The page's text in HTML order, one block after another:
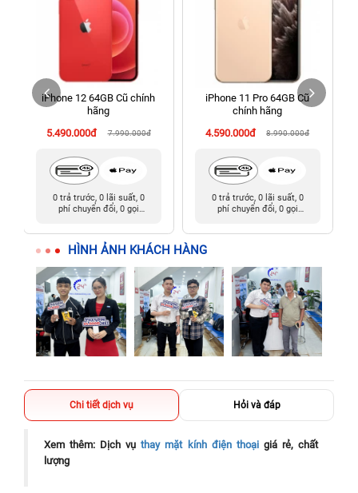
Đức Cũ)
70 Nguyễn An Ninh, Dĩ An, Hồ Chí Minh (Bình Dương Cũ)
24h Vũng Tàu: 162A Ba Cu, Vũng Tàu, Hồ Chí Minh (TP. Vũng
Tàu cũ)
198 Hoàng Văn Thụ, Tân Sơn Nhất, Hồ Chí Minh (Tân Bình
iPhone 12 64GB Cũ chính
hãng
5.490.000đ
7.990.000đ
0 trả trước, 0 lãi suất, 0
phí chuyển đổi, 0 gọi
iPhone 11 Pro 64GB Cũ
chính hãng
4.590.000đ
8.990.000đ
0 trả trước, 0 lãi suất, 0
phí chuyển đổi, 0 gọi
HÌNH ẢNH KHÁCH HÀNG
Chi tiết dịch vụ Hỏi và đáp
Xem thêm: Dịch vụthay mặt kính điện thoạigiá rẻ, chất
lượng